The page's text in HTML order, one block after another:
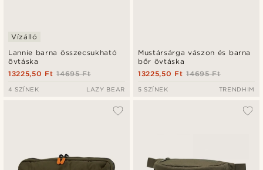
Lannie barna összecsukható
övtáska
Vízálló
14695 Ft
13225,50 Ft
4 SZÍNEK LAZY BEAR
Mustársárga vászon és barna
bőr övtáska
14695 Ft
13225,50 Ft
5 SZÍNEK TRENDHIM